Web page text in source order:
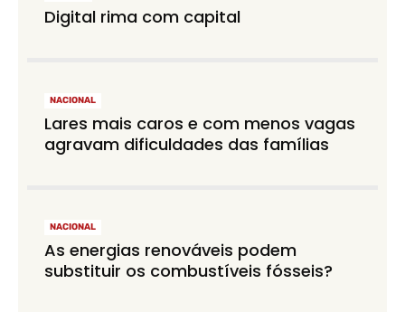
Digital rima com capital
NACIONAL
Lares mais caros e com menos vagas
agravam dificuldades das famílias
NACIONAL
As energias renováveis podem
substituir os combustíveis fósseis?